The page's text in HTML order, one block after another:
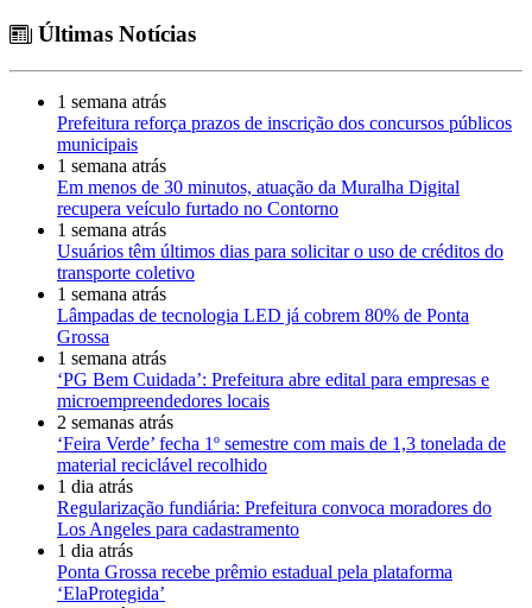
Últimas Notícias
1 semana atrás
Prefeitura reforça prazos de inscrição dos concursos públicos
municipais
1 semana atrás
Em menos de 30 minutos, atuação da Muralha Digital
recupera veículo furtado no Contorno
1 semana atrás
Usuários têm últimos dias para solicitar o uso de créditos do
transporte coletivo
1 semana atrás
Lâmpadas de tecnologia LED já cobrem 80% de Ponta
Grossa
1 semana atrás
‘PG Bem Cuidada’: Prefeitura abre edital para empresas e
microempreendedores locais
2 semanas atrás
‘Feira Verde’ fecha 1º semestre com mais de 1,3 tonelada de
material reciclável recolhido
1 dia atrás
Regularização fundiária: Prefeitura convoca moradores do
Los Angeles para cadastramento
1 dia atrás
Ponta Grossa recebe prêmio estadual pela plataforma
‘ElaProtegida’